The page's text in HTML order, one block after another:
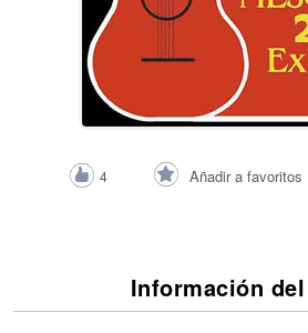
4 Añadir a favoritos
Información